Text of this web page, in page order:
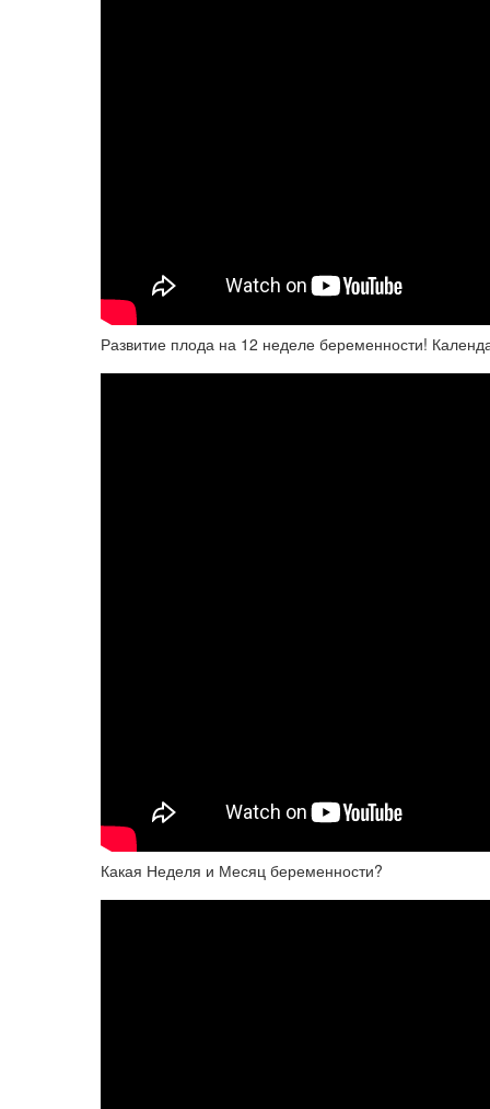
Развитие плода на 12 неделе беременности!
Какая Неделя и Месяц беременности?